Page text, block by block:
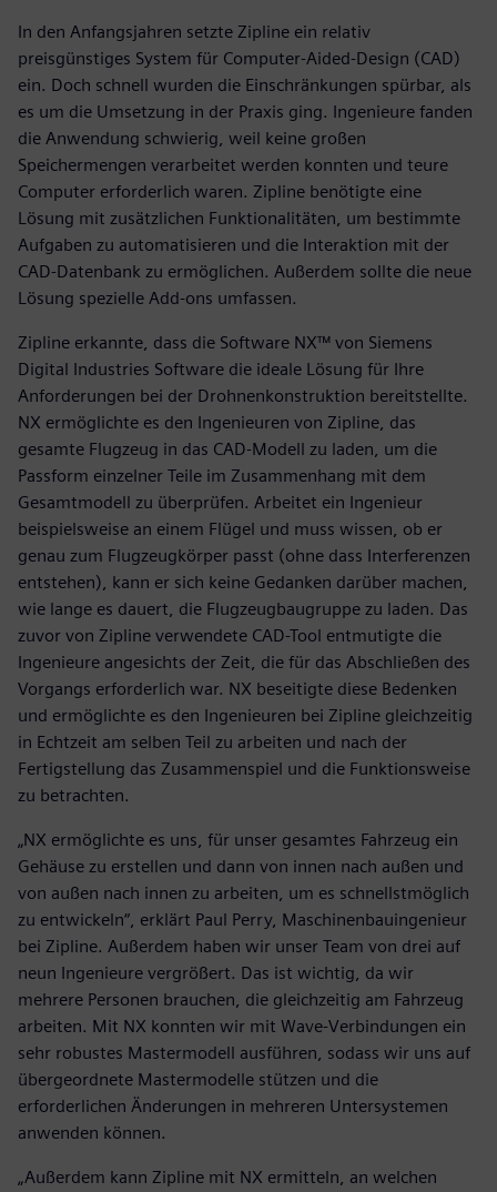
In den Anfangsjahren setzte Zipline ein relativ
preisgünstiges System für Computer-Aided-Design (CAD)
ein. Doch schnell wurden die Einschränkungen spürbar, als
es um die Umsetzung in der Praxis ging. Ingenieure fanden
die Anwendung schwierig, weil keine großen
Speichermengen verarbeitet werden konnten und teure
Computer erforderlich waren. Zipline benötigte eine
Lösung mit zusätzlichen Funktionalitäten, um bestimmte
Aufgaben zu automatisieren und die Interaktion mit der
CAD-Datenbank zu ermöglichen. Außerdem sollte die neue
Lösung spezielle Add-ons umfassen.
Zipline erkannte, dass die Software NX™ von Siemens
Digital Industries Software die ideale Lösung für Ihre
Anforderungen bei der Drohnenkonstruktion bereitstellte.
NX ermöglichte es den Ingenieuren von Zipline, das
gesamte Flugzeug in das CAD-Modell zu laden, um die
Passform einzelner Teile im Zusammenhang mit dem
Gesamtmodell zu überprüfen. Arbeitet ein Ingenieur
beispielsweise an einem Flügel und muss wissen, ob er
genau zum Flugzeugkörper passt (ohne dass Interferenzen
entstehen), kann er sich keine Gedanken darüber machen,
wie lange es dauert, die Flugzeugbaugruppe zu laden. Das
zuvor von Zipline verwendete CAD-Tool entmutigte die
Ingenieure angesichts der Zeit, die für das Abschließen des
Vorgangs erforderlich war. NX beseitigte diese Bedenken
und ermöglichte es den Ingenieuren bei Zipline gleichzeitig
in Echtzeit am selben Teil zu arbeiten und nach der
Fertigstellung das Zusammenspiel und die Funktionsweise
zu betrachten.
„NX ermöglichte es uns, für unser gesamtes Fahrzeug ein
Gehäuse zu erstellen und dann von innen nach außen und
von außen nach innen zu arbeiten, um es schnellstmöglich
zu entwickeln“, erklärt Paul Perry, Maschinenbauingenieur
bei Zipline. Außerdem haben wir unser Team von drei auf
neun Ingenieure vergrößert. Das ist wichtig, da wir
mehrere Personen brauchen, die gleichzeitig am Fahrzeug
arbeiten. Mit NX konnten wir mit Wave-Verbindungen ein
sehr robustes Mastermodell ausführen, sodass wir uns auf
übergeordnete Mastermodelle stützen und die
erforderlichen Änderungen in mehreren Untersystemen
anwenden können.
„Außerdem kann Zipline mit NX ermitteln, an welchen